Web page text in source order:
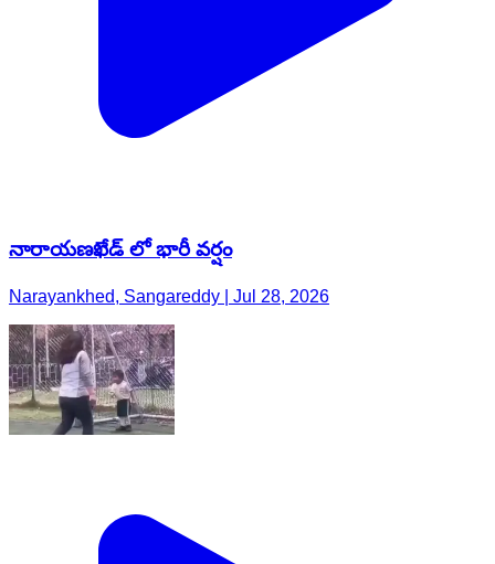
నారాయణఖేడ్ లో భారీ వర్షం
Narayankhed, Sangareddy | Jul 28, 2026